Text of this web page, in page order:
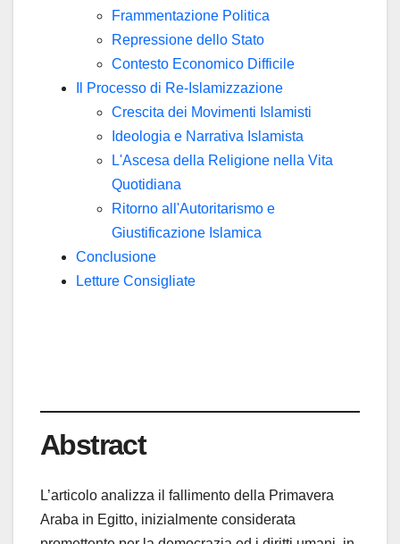
Frammentazione Politica
Repressione dello Stato
Contesto Economico Difficile
Il Processo di Re-Islamizzazione
Crescita dei Movimenti Islamisti
Ideologia e Narrativa Islamista
L'Ascesa della Religione nella Vita
Quotidiana
Ritorno all'Autoritarismo e
Giustificazione Islamica
Conclusione
Letture Consigliate
Abstract
L’articolo analizza il fallimento della Primavera
Araba in Egitto, inizialmente considerata